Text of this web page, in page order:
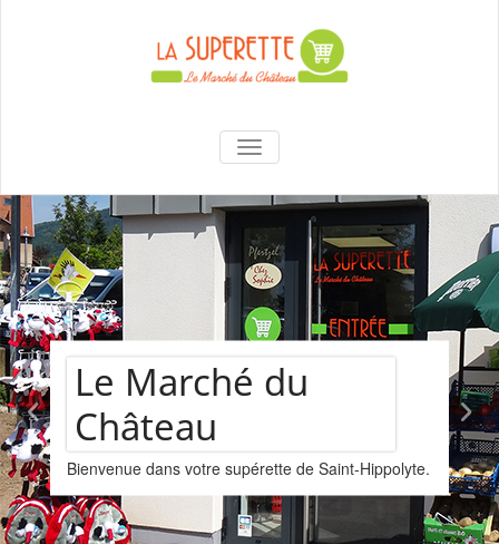
La Superette –
le marché du
château
AFFICHER/MASQUER LA
Marché du
dans votre supérette de Saint-Hippolyte.